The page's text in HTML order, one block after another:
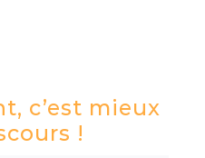
c’est mieux
!